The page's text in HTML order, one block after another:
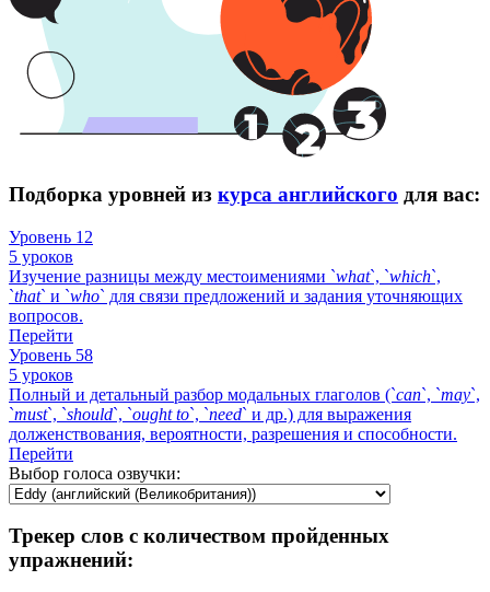
Подборка уровней из курса английского для вас:
Уровень 12
5 уроков
Изучение разницы между местоимениями `what`, `which`,
`that` и `who` для связи предложений и задания уточняющих
вопросов.
Перейти
Уровень 58
5 уроков
Полный и детальный разбор модальных глаголов (`can`, `may`,
`must`, `should`, `ought to`, `need` и др.) для выражения
долженствования, вероятности, разрешения и способности.
Перейти
Выбор голоса озвучки:
Трекер слов с количеством пройденных
упражнений: